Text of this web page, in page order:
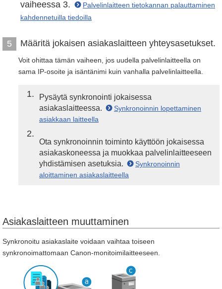
vaiheessa 3.
Palvelinlaitteen tietokannan palauttaminen
kahdennetuilla tiedoilla
5 Määritä jokaisen asiakaslaitteen yhteysasetukset.
Voit ohittaa tämän vaiheen, jos uudella palvelinlaitteella on
sama IP-osoite ja isäntänimi kuin vanhalla palvelinlaitteella.
1
Pysäytä synkronointi jokaisessa
asiakaslaitteessa.
Synkronoinnin lopettaminen
asiakkaan laitteella
2
Ota synkronoinnin toiminto käyttöön jokaisessa
asiakaskoneessa ja muokkaa palvelinlaitteeseen
yhdistämisen asetuksia.
Synkronoinnin
aloittaminen asiakaslaitteella
Asiakaslaitteen muuttaminen
Synkronoitu asiakaslaite voidaan vaihtaa toiseen
synkronoimattomaan Canon-monitoimilaitteeseen.